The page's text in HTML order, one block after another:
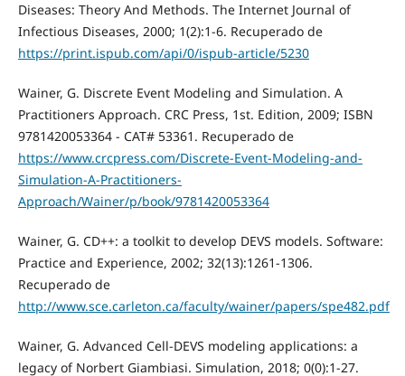
Diseases: Theory And Methods. The Internet Journal of
Infectious Diseases, 2000; 1(2):1-6. Recuperado de
https://print.ispub.com/api/0/ispub-article/5230
Wainer, G. Discrete Event Modeling and Simulation. A
Practitioners Approach. CRC Press, 1st. Edition, 2009; ISBN
9781420053364 - CAT# 53361. Recuperado de
https://www.crcpress.com/Discrete-Event-Modeling-and-
Simulation-A-Practitioners-
Approach/Wainer/p/book/9781420053364
Wainer, G. CD++: a toolkit to develop DEVS models. Software:
Practice and Experience, 2002; 32(13):1261-1306.
Recuperado de
http://www.sce.carleton.ca/faculty/wainer/papers/spe482.pdf
Wainer, G. Advanced Cell-DEVS modeling applications: a
legacy of Norbert Giambiasi. Simulation, 2018; 0(0):1-27.